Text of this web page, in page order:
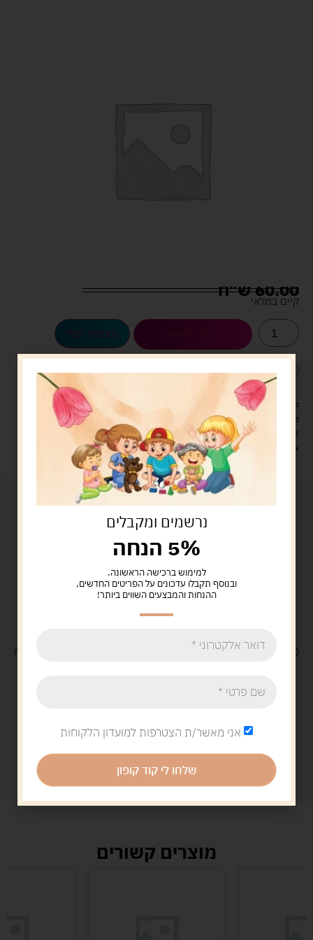
60.00ש"ח
קיים במלאי
הוספה לסל
לארוז את המוצר באריזת מתנה5.00 ש"ח ?
מעל 329 ש"ח, משלוח עם שליח עד הבית חינם! – 0 ₪
משלוח עם שליח עד הבית: 29 ש"ח
זמן אספקה: עד 4 ימי עסקים.
איסוף עצמי: מ"ביתר טויס" רחוב בניין דוד 18, ביתר עילית.
משלוח חינםבקנייה מעל 329 ש"ח
מוצרים קשורים
נרשמים ומקבלים
5% הנחה
למימוש ברכישה הראשונה.
ובנוסף תקבלו עדכונים על הפריטים החדשים,
ההנחות והמבצעים השווים ביותר!
אני מאשר/ת הצטרפות למועדון הלקוחות
שלחו לי קוד קופון